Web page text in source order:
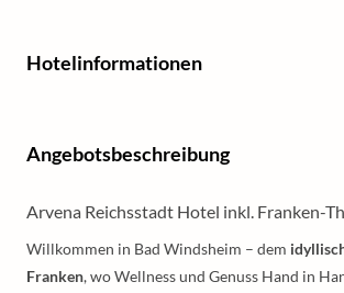
Hotelinformationen
Angebotsbeschreibung
Arvena Reichsstadt Hotel inkl. Franken-
Willkommen in Bad Windsheim – dem
Franken, wo Wellness und Genuss Hand in